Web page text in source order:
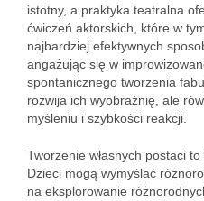
istotny, a praktyka teatralna
ćwiczeń aktorskich, które w
najbardziej efektywnych
angażując się w
spontanicznego tworzenia
rozwija ich wyobraźnię, ale
myśleniu i szybkości reakcji.
Tworzenie własnych postaci
Dzieci mogą wymyślać
na eksplorowanie